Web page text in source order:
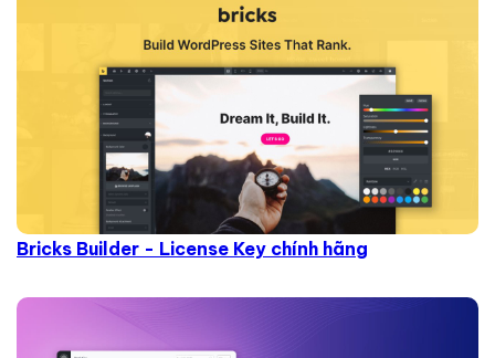
Bricks Builder - License Key chính hãng